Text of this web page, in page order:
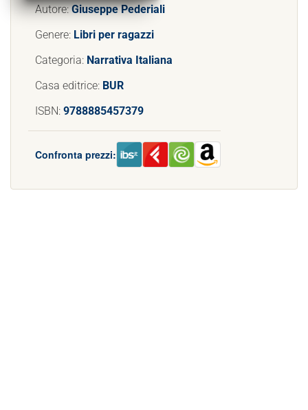
Autore:Giuseppe Pederiali
Genere: Libri per ragazzi
Categoria: Narrativa Italiana
Casa editrice: BUR
ISBN: 9788885457379
Confronta prezzi: